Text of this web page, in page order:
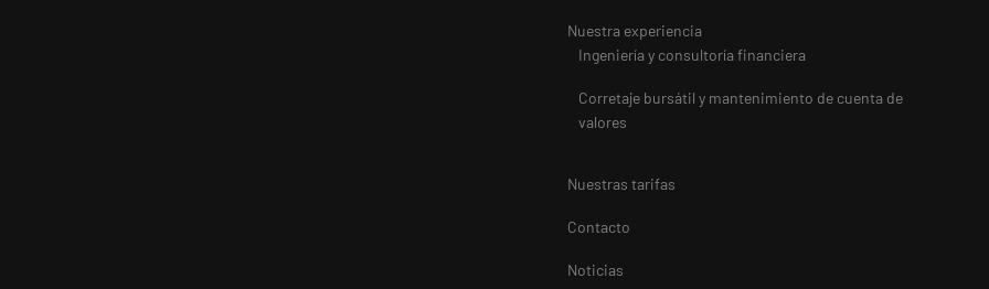
Nuestra experiencia
Ingeniería y consultoría financiera
Corretaje bursátil y mantenimiento de cuenta de
valores
Nuestras tarifas
Contacto
Noticias